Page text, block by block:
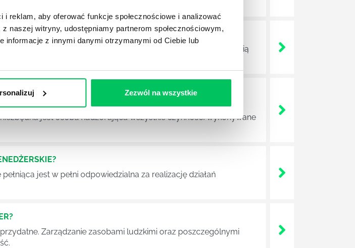
reklam, aby oferować funkcje społecznościowe i analizować
naszej witryny, udostępniamy partnerom społecznościowym,
informacje z innymi danymi otrzymanymi od Ciebie lub
Zezwól na wszystkie
związane z realizacją projektów biznesowych. Z pewnością
pracowników nie będzie w stanie sprawnie realizować swoich
jest osoba nadzorująca wszystkie czynności wykonywane
jest w pełni odpowiedzialna za realizację działań
Zarządzanie zasobami ludzkimi oraz poszczególnymi